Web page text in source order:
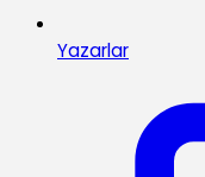
Yazarlar